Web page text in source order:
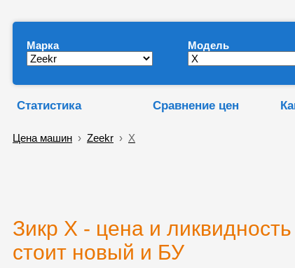
Марка Модель
Статистика Сравнение цен
Цена машин › Zeekr › X
Зикр Х - цена и
стоит новый и БУ